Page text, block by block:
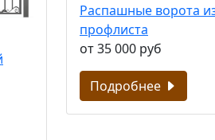
Распашные ворота
профлиста
от 35 000 руб
Подробнее